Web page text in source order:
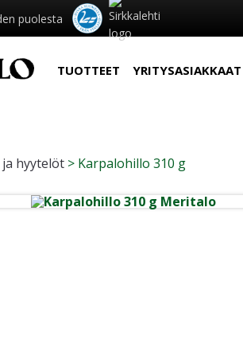
puolesta
TUOTTEET YRITYSASIAKKAAT
hyytelöt > Karpalohillo 310 g